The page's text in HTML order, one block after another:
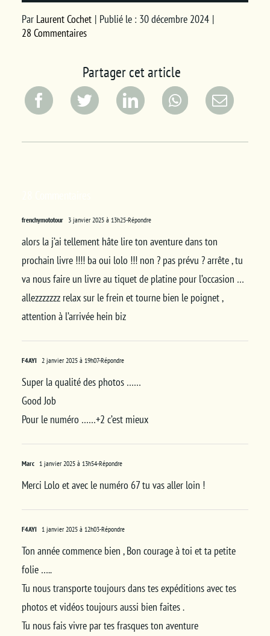
Par Laurent Cochet | Publié le : 30 décembre 2024 |
28 Commentaires
Partager cet article
frenchymototour 3 janvier 2025 à 13h25-Répondre
alors la j’ai tellement hâte lire ton aventure dans ton
prochain livre !!!! ba oui lolo !!! non ? pas prévu ? arrête , tu
va nous faire un livre au tiquet de platine pour l’occasion …
allezzzzzzz relax sur le frein et tourne bien le poignet ,
attention à l’arrivée hein biz
F4AYI 2 janvier 2025 à 19h07-Répondre
Super la qualité des photos ……
Good Job
Pour le numéro ……+2 c’est mieux
Marc 1 janvier 2025 à 13h54-Répondre
Merci Lolo et avec le numéro 67 tu vas aller loin !
F4AYI 1 janvier 2025 à 12h03-Répondre
Ton année commence bien , Bon courage à toi et ta petite
folie …..
Tu nous transporte toujours dans tes expéditions avec tes
photos et vidéos toujours aussi bien faites .
Tu nous fais vivre par tes frasques ton aventure